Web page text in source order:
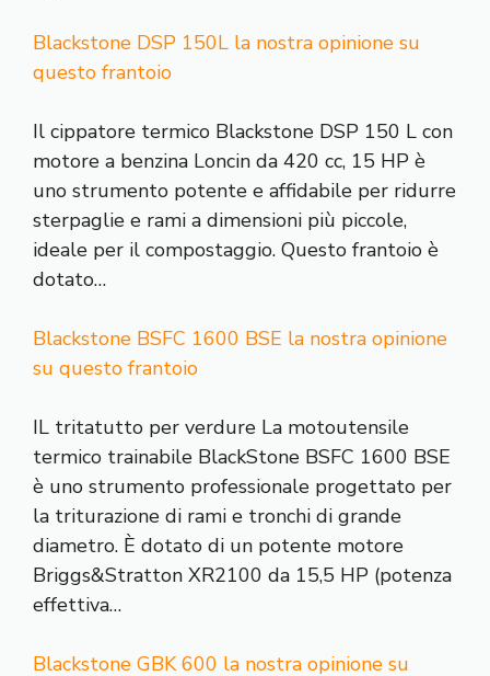
Blackstone DSP 150L la nostra opinione su
questo frantoio
Il cippatore termico Blackstone DSP 150 L con
motore a benzina Loncin da 420 cc, 15 HP è
uno strumento potente e affidabile per ridurre
sterpaglie e rami a dimensioni più piccole,
ideale per il compostaggio. Questo frantoio è
dotato…
Blackstone BSFC 1600 BSE la nostra opinione
su questo frantoio
IL tritatutto per verdure La motoutensile
termico trainabile BlackStone BSFC 1600 BSE
è uno strumento professionale progettato per
la triturazione di rami e tronchi di grande
diametro. È dotato di un potente motore
Briggs&Stratton XR2100 da 15,5 HP (potenza
effettiva…
Blackstone GBK 600 la nostra opinione su